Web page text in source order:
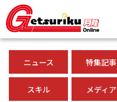
ニュース 特集記事
スキル メディア